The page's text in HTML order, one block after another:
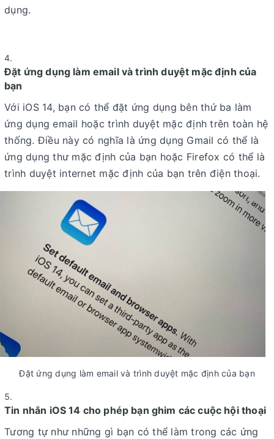
dụng.
Đặt ứng dụng làm email và trình duyệt mặc định của
bạn
Với iOS 14, bạn có thể đặt ứng dụng bên thứ ba làm
ứng dụng email hoặc trình duyệt mặc định trên toàn hệ
thống. Điều này có nghĩa là ứng dụng Gmail có thể là
ứng dụng thư mặc định của bạn hoặc Firefox có thể là
trình duyệt internet mặc định của bạn trên điện thoại.
Đặt ứng dụng làm email và trình duyệt mặc định của bạn
Tin nhắn iOS 14 cho phép bạn ghim các cuộc hội thoại
Tương tự như những gì bạn có thể làm trong các ứng